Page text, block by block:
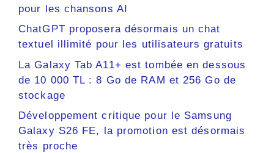
pour les chansons AI
ChatGPT proposera désormais un chat
textuel illimité pour les utilisateurs gratuits
La Galaxy Tab A11+ est tombée en dessous
de 10 000 TL : 8 Go de RAM et 256 Go de
stockage
Développement critique pour le Samsung
Galaxy S26 FE, la promotion est désormais
très proche